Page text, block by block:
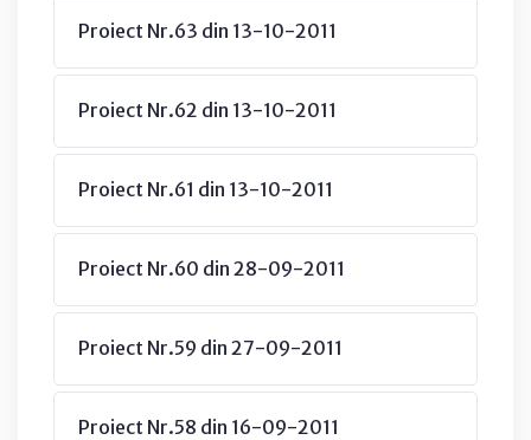
Proiect Nr.63 din 13-10-2011
Proiect Nr.62 din 13-10-2011
Proiect Nr.61 din 13-10-2011
Proiect Nr.60 din 28-09-2011
Proiect Nr.59 din 27-09-2011
Proiect Nr.58 din 16-09-2011